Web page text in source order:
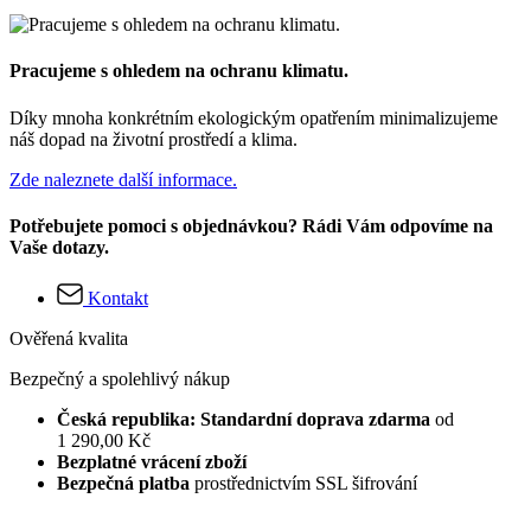
Pracujeme s ohledem na ochranu klimatu.
Díky mnoha konkrétním ekologickým opatřením minimalizujeme
náš dopad na životní prostředí a klima.
Zde naleznete další informace.
Potřebujete pomoci s objednávkou? Rádi Vám odpovíme na
Vaše dotazy.
Kontakt
Ověřená kvalita
Bezpečný a spolehlivý nákup
Česká republika: Standardní doprava zdarma od
1 290,00 Kč
Bezplatné vrácení zboží
Bezpečná platba prostřednictvím SSL šifrování